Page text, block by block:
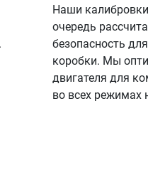
Наши
очередь
безопасность
коробки. Мы
двигателя для
во всех режимах